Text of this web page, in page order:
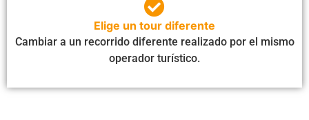
Elige un tour diferente
Cambiar a un recorrido diferente realizado por el mismo
operador turístico.